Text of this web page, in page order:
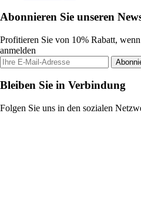
Abonnieren Sie unseren
Profitieren Sie von 10% Rabatt,
anmelden
Bleiben Sie in Verbindung
Folgen Sie uns in den sozialen